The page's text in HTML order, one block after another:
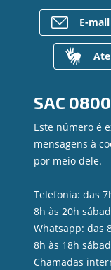
Mapa do site
Gerenciar
Previdência
Seguros
Para empresas
Entre em contato
Canal de Ética
Gerenciamento
Privacidade e
E-mail
SAC
Este número é
mensagens à
por meio dele.
Telefonia: das
8h às 20h
Whatsapp: das
8h às 18h
Chamadas